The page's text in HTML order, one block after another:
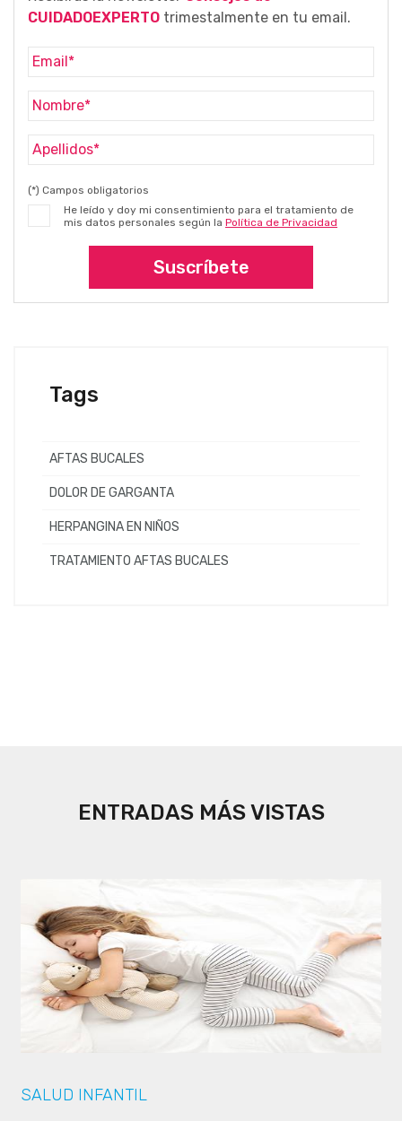
CUIDADOEXPERTO trimestalmente en tu email.
(*) Campos obligatorios
He leído y doy mi consentimiento para el tratamiento de
mis datos personales según la Política de Privacidad
Suscríbete
Tags
AFTAS BUCALES
DOLOR DE GARGANTA
HERPANGINA EN NIÑOS
TRATAMIENTO AFTAS BUCALES
ENTRADAS MÁS VISTAS
SALUD INFANTIL